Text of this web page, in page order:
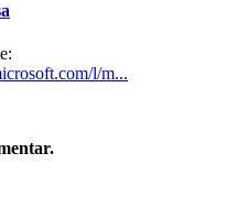
l/m...